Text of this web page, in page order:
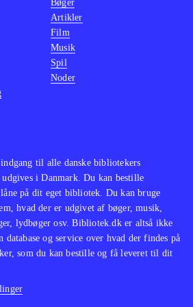
til alle danske bibliotekers
i Danmark. Du kan bestille
på dit eget bibliotek. Du kan bruge
hvad der er udgivet af bøger, musik,
lydbøger osv. Bibliotek.dk er altså ikke
og service over hvad der findes på
som du kan bestille og få leveret til dit
Bøger
Artikler
Film
Musik
Spil
Noder